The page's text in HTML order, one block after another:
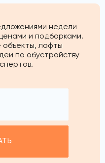
недели
и подборками.
объекты, лофты
по обустройству